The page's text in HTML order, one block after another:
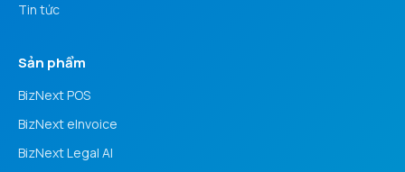
Tin tức
Sản phẩm
BizNext POS
BizNext eInvoice
BizNext Legal AI